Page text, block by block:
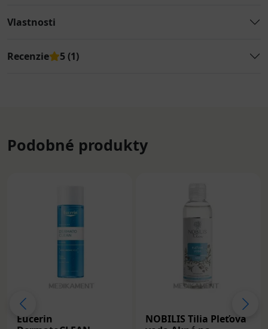
Vlastnosti
Recenzie 5 (1)
Podobné produkty
Eucerin
NOBILIS Tilia Pleťová